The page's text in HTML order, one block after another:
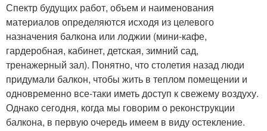
Спектр будущих работ, объем и наименования
материалов определяются исходя из целевого
назначения балкона или лоджии (мини-кафе,
гардеробная, кабинет, детская, зимний сад,
тренажерный зал). Понятно, что столетия назад люди
придумали балкон, чтобы жить в теплом помещении и
одновременно все-таки иметь доступ к свежему воздуху.
Однако сегодня, когда мы говорим о реконструкции
балкона, в первую очередь имеем в виду остекление.